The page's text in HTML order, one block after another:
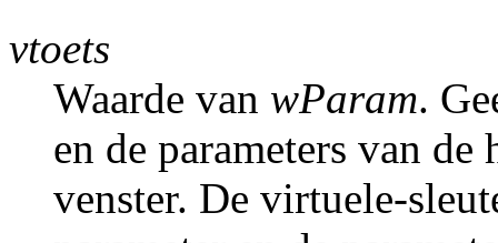
vtoets
Waarde van wParam.
en de parameters van de
venster. De virtuele-